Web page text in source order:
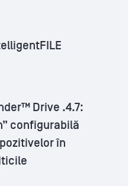
Drive .4.7:
configurabilă
în